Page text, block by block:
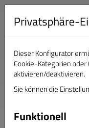
Verband
Privatsphäre-
Dieser Konfigurator
Cookie-Kategorien
aktivieren/deaktivieren.
Sie können die
Funktionell